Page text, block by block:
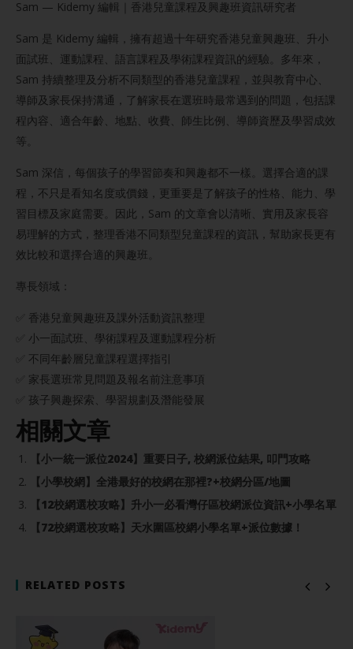
Sam — Kidemy 編輯｜香港兒童課程及興趣班資訊研究者
Sam 是 Kidemy 編輯，擁有超過十年研究香港兒童興趣班、升小
面試班、運動課程、語言課程及學術課程資訊的經驗。多年來，
Sam 持續整理及分析不同類型的香港兒童課程，並與教育中心、
導師及家長保持溝通，了解家長在選班時最常遇到的問題，包括課
程內容、適合年齡、地點、收費、師生比例、導師資歷及學習成效
等。
Sam 深信，每個孩子的學習節奏和興趣都不一樣。選擇合適的課
程，不只是看知名度或價錢，更重要是了解孩子的性格、能力、學
習目標及家庭需要。因此，Sam 的文章會以清晰、實用及家長容
易理解的方式，整理香港不同類型兒童課程的資訊，幫助家長更有
效比較和選擇合適的興趣班。
專長領域：
✅ 香港兒童興趣班及課外活動資訊整理
✅ 小一面試班、學術課程及運動課程分析
✅ 不同年齡層兒童課程選擇指引
✅ 家長選班常見問題及報名前注意事項
✅ 孩子興趣探索、學習規劃及潛能發展
相關文章
【小一統一派位2024】重要日子, 校網派位結果, 叩門攻略
【小學校網】全港最好的校網在那裡?+校網分區/地圖
【12校網選校攻略】升小一必看灣仔區校網派位資訊+小學名單
【72校網選校攻略】天水圍區校網小學名單+派位數據！
RELATED POSTS